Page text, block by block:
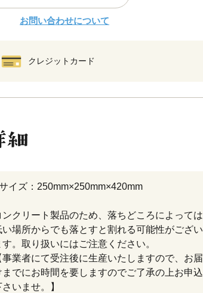
お問い合わせについて
クレジットカード
イズ：250mm×250mm×420mm
ンクリート製品のため、落ちどころによっては
い場所からでも落とすと割れる可能性がござい
す。取り扱いにはご注意ください。
事業者にて受注後に生産いたしますので、お届
までにお時間を要しますのでご了承の上お申込
さいませ。】